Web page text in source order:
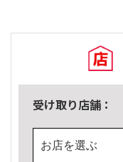
受け取り店舗：
お店を選ぶ